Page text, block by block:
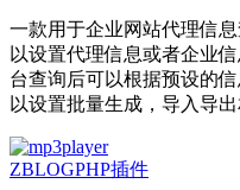
一款用于企业网站代理信
以设置代理信息或者企业
台查询后可以根据预设的
以设置批量生成，导入导
ZBLOGPHP插件